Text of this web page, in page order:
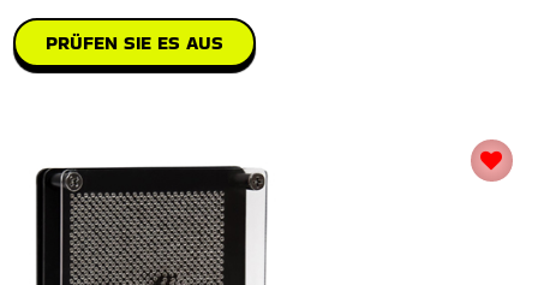
PRÜFEN SIE ES AUS